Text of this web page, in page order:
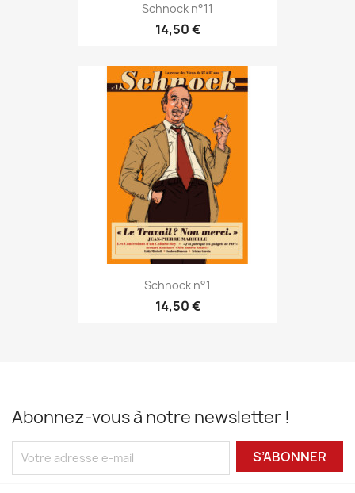
Schnock n°11
14,50 €
Schnock n°1
14,50 €
Abonnez-vous à notre newsletter !
S’ABONNER